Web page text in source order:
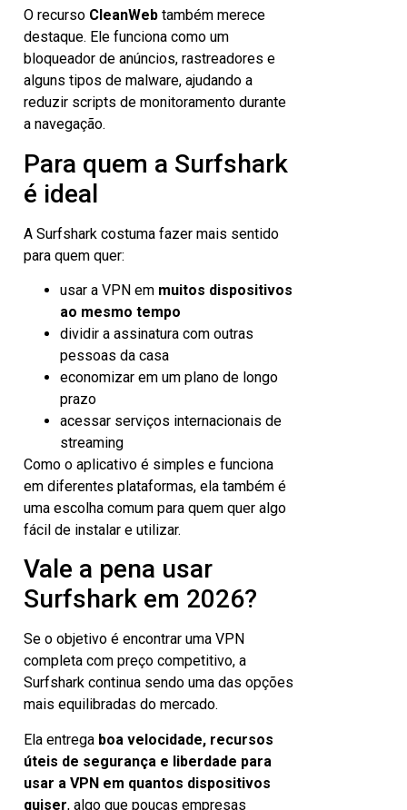
O recurso CleanWeb também merece
destaque. Ele funciona como um
bloqueador de anúncios, rastreadores e
alguns tipos de malware, ajudando a
reduzir scripts de monitoramento durante
a navegação.
Para quem a Surfshark
é ideal
A Surfshark costuma fazer mais sentido
para quem quer:
usar a VPN em muitos dispositivos
ao mesmo tempo
dividir a assinatura com outras
pessoas da casa
economizar em um plano de longo
prazo
acessar serviços internacionais de
streaming
Como o aplicativo é simples e funciona
em diferentes plataformas, ela também é
uma escolha comum para quem quer algo
fácil de instalar e utilizar.
Vale a pena usar
Surfshark em 2026?
Se o objetivo é encontrar uma VPN
completa com preço competitivo, a
Surfshark continua sendo uma das opções
mais equilibradas do mercado.
Ela entrega boa velocidade, recursos
úteis de segurança e liberdade para
usar a VPN em quantos dispositivos
quiser, algo que poucas empresas